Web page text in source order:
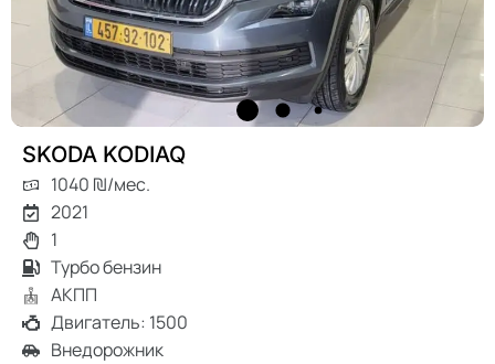
SKODA KODIAQ
1040 ₪/мес.
2021
1
Турбо бензин
АКПП
Двигатель: 1500
Внедорожник